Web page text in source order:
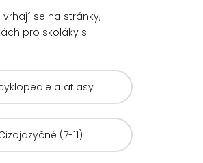
se na stránky,
pro školáky s
a atlasy
(7-11)